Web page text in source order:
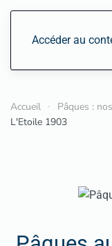
Accéder au
Accueil Pâques :
L'Etoile 1903